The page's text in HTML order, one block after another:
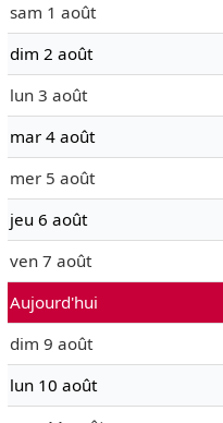
sam 1 août
dim 2 août
lun 3 août
mar 4 août
mer 5 août
jeu 6 août
ven 7 août
Aujourd'hui
dim 9 août
lun 10 août